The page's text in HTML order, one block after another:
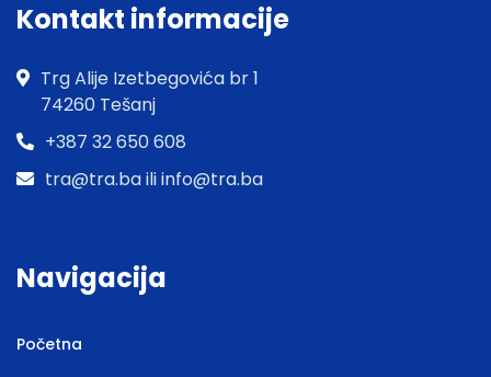
Kontakt informacije
Trg Alije Izetbegovića br 1
74260 Tešanj
+387 32 650 608
tra@tra.ba ili info@tra.ba
Navigacija
Početna